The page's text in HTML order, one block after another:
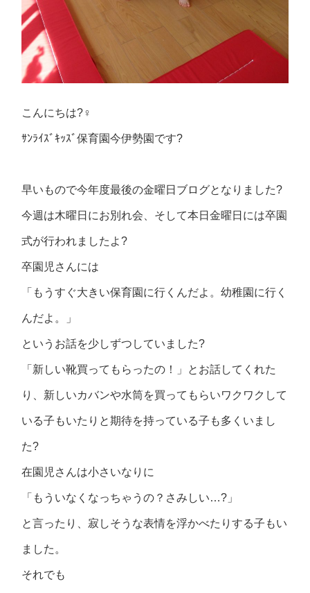
こんにちは?‍♀️
ｻﾝﾗｲｽﾞｷｯｽﾞ保育園今伊勢園です?
早いもので今年度最後の金曜日ブログとなりました?
今週は木曜日にお別れ会、そして本日金曜日には卒園
式が行われましたよ?
卒園児さんには
「もうすぐ大きい保育園に行くんだよ。幼稚園に行く
んだよ。」
というお話を少しずつしていました?
「新しい靴買ってもらったの！」とお話してくれた
り、新しいカバンや水筒を買ってもらいワクワクして
いる子もいたりと期待を持っている子も多くいまし
た?
在園児さんは小さいなりに
「もういなくなっちゃうの？さみしい…?」
と言ったり、寂しそうな表情を浮かべたりする子もい
ました。
それでも